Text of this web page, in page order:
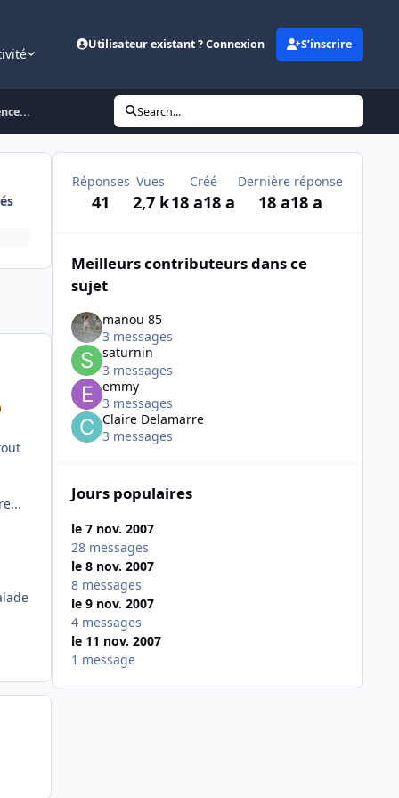
Utilisateur existant ? Connexion S’inscrire
Search...
Réponses
41
Vues
2,7 k
Créé
18 a18 a
Dernière réponse
18 a18 a
Meilleurs contributeurs dans ce
sujet
manou 85
3 messages
saturnin
3 messages
emmy
3 messages
Claire Delamarre
3 messages
Jours populaires
le 7 nov. 2007
28 messages
le 8 nov. 2007
8 messages
le 9 nov. 2007
4 messages
le 11 nov. 2007
1 message